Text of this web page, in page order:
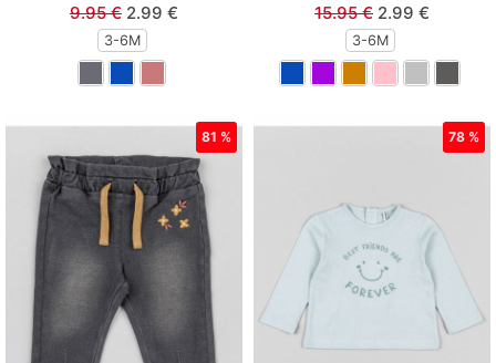
9.95 € 2.99 €
3-6M
15.95 € 2.99 €
3-6M
81 % 78 %